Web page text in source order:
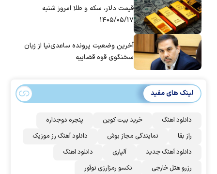
قیمت دلار، سکه و طلا امروز شنبه
۱۴۰۵/۰۵/۱۷
آخرین وضعیت پرونده ساعدی‌نیا از زبان
سخنگوی قوه قضاییه
لینک های مفید
دانلود اهنگ خرید بیت کوین
پنجره دوجداره
راز بقا
نمایندگی مجاز بوش
دانلود آهنگ رز‌ موزیک
دانلود آهنگ جدید
آلپاری
دانلود اهنگ
رزرو هتل خارجی
نکسو رمزارزی نوآور